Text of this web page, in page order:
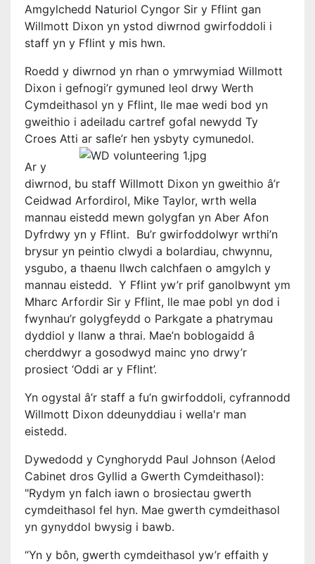
Amgylchedd Naturiol Cyngor Sir y Fflint gan
Willmott Dixon yn ystod diwrnod gwirfoddoli i
staff yn y Fflint y mis hwn.
Roedd y diwrnod yn rhan o ymrwymiad Willmott
Dixon i gefnogi’r gymuned leol drwy Werth
Cymdeithasol yn y Fflint, lle mae wedi bod yn
gweithio i adeiladu cartref gofal newydd Ty
Croes Atti ar safle’r hen ysbyty cymunedol.
Ar y
diwrnod, bu staff Willmott Dixon yn gweithio â’r
Ceidwad Arfordirol, Mike Taylor, wrth wella
mannau eistedd mewn golygfan yn Aber Afon
Dyfrdwy yn y Fflint. Bu’r gwirfoddolwyr wrthi’n
brysur yn peintio clwydi a bolardiau, chwynnu,
ysgubo, a thaenu llwch calchfaen o amgylch y
mannau eistedd. Y Fflint yw’r prif ganolbwynt ym
Mharc Arfordir Sir y Fflint, lle mae pobl yn dod i
fwynhau’r golygfeydd o Parkgate a phatrymau
dyddiol y llanw a thrai. Mae’n boblogaidd â
cherddwyr a gosodwyd mainc yno drwy’r
prosiect ‘Oddi ar y Fflint’.
Yn ogystal â’r staff a fu’n gwirfoddoli, cyfrannodd
Willmott Dixon ddeunyddiau i wella'r man
eistedd.
Dywedodd y Cynghorydd Paul Johnson (Aelod
Cabinet dros Gyllid a Gwerth Cymdeithasol):
"Rydym yn falch iawn o brosiectau gwerth
cymdeithasol fel hyn. Mae gwerth cymdeithasol
yn gynyddol bwysig i bawb.
“Yn y bôn, gwerth cymdeithasol yw’r effaith y